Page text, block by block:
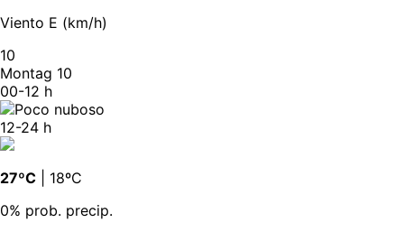
Viento E (km/h)
10
Montag 10
00-12 h
12-24 h
27ºC | 18ºC
0% prob. precip.